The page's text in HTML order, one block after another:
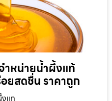
ำหน่ายน้ำผึ้งแท้
ยสดชื่น ราคาถูก
แท